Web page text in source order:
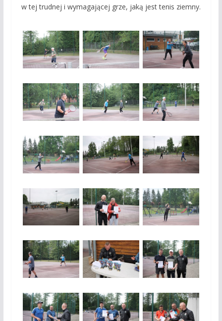
w tej trudnej i wymagającej grze, jaką jest tenis ziemny.